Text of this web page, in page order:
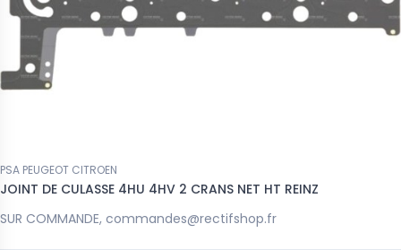
PSA PEUGEOT CITROEN
JOINT DE CULASSE 4HU 4HV 2 CRANS NET HT REINZ
SUR COMMANDE, commandes@rectifshop.fr